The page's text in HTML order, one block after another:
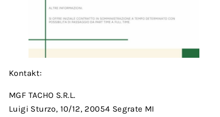
Kontakt:
MGF TACHO S.R.L.
Luigi Sturzo, 10/12, 20054 Segrate MI